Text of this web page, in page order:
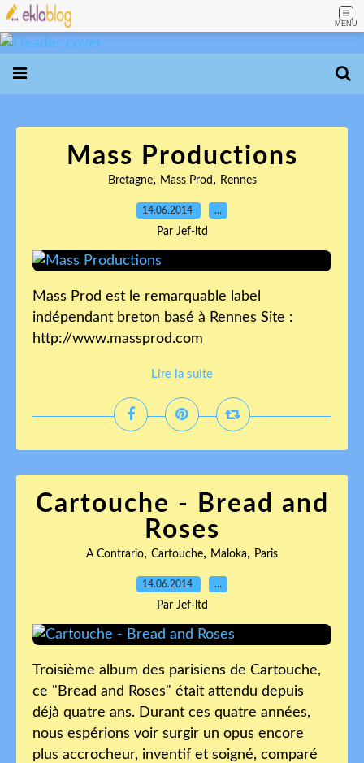
MENU
Mass Productions
Bretagne, Mass Prod , Rennes
14.06.2014 …
Par Jef-ltd
Mass Prod est le remarquable label
indépendant breton basé à Rennes Site :
http://www.massprod.com
Lire la suite
Cartouche - Bread and
Roses
A Contrario, Cartouche, Maloka, Paris
14.06.2014 …
Par Jef-ltd
Troisième album des parisiens de Cartouche,
ce "Bread and Roses" était attendu depuis
déjà quatre ans. Durant ces quatre années,
nous espérions voir surgir un opus encore
plus accrocheur, inventif et soigné, comparé